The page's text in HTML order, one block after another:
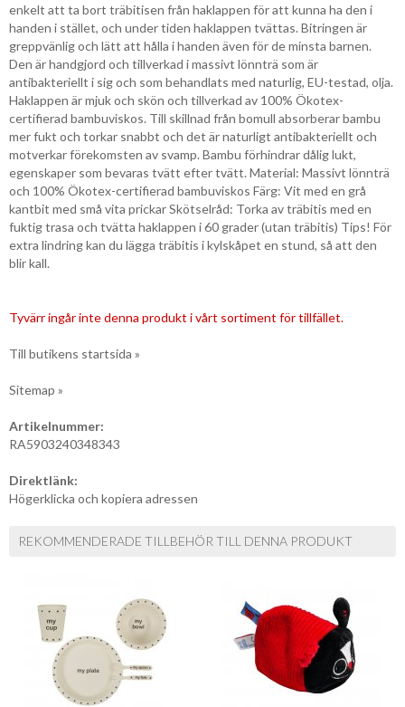
enkelt att ta bort träbitisen från haklappen för att kunna ha den i
handen i stället, och under tiden haklappen tvättas. Bitringen är
greppvänlig och lätt att hålla i handen även för de minsta barnen.
Den är handgjord och tillverkad i massivt lönnträ som är
antibakteriellt i sig och som behandlats med naturlig, EU-testad, olja.
Haklappen är mjuk och skön och tillverkad av 100% Ökotex-
certifierad bambuviskos. Till skillnad från bomull absorberar bambu
mer fukt och torkar snabbt och det är naturligt antibakteriellt och
motverkar förekomsten av svamp. Bambu förhindrar dålig lukt,
egenskaper som bevaras tvätt efter tvätt. Material: Massivt lönnträ
och 100% Ökotex-certifierad bambuviskos Färg: Vit med en grå
kantbit med små vita prickar Skötselråd: Torka av träbitis med en
fuktig trasa och tvätta haklappen i 60 grader (utan träbitis) Tips! För
extra lindring kan du lägga träbitis i kylskåpet en stund, så att den
blir kall.
Tyvärr ingår inte denna produkt i vårt sortiment för tillfället.
Till butikens startsida »
Sitemap »
Artikelnummer:
RA5903240348343
Direktlänk:
Högerklicka och kopiera adressen
REKOMMENDERADE TILLBEHÖR TILL DENNA PRODUKT